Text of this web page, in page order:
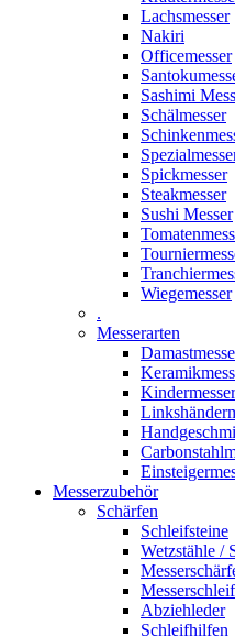
Lachsmesser
Nakiri
Officemesser
Sashimi
Schälmesser
Spickmesser
Steakmesser
Sushi Messer
Wiegemesser
.
Messerarten
Kindermesser
Messerzubehör
Schärfen
Schleifsteine
Wetzstähle /
Abziehleder
Schleifhilfen